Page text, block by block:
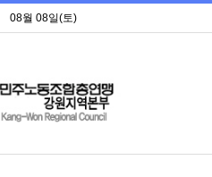
08월 08일(토)